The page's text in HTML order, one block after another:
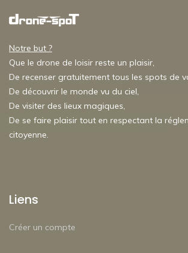
Notre but ?
Que le drone de loisir reste un plaisir,
De recenser gratuitement tous les spots de
De découvrir le monde vu du ciel,
De visiter des lieux magiques,
De se faire plaisir tout en respectant la
citoyenne.
Liens
Créer un compte